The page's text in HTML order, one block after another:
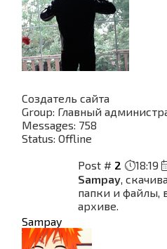
Создатель сайта
Group: Главный
Messages: 758
Status: Offline
Post # 2 18:19
Sampay,
папки и файлы,
архиве.
Sampay